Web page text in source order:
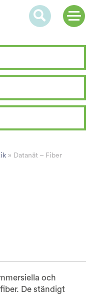
» Datanät – Fiber
och
De ständigt